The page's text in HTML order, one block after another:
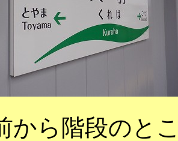
から階段のと